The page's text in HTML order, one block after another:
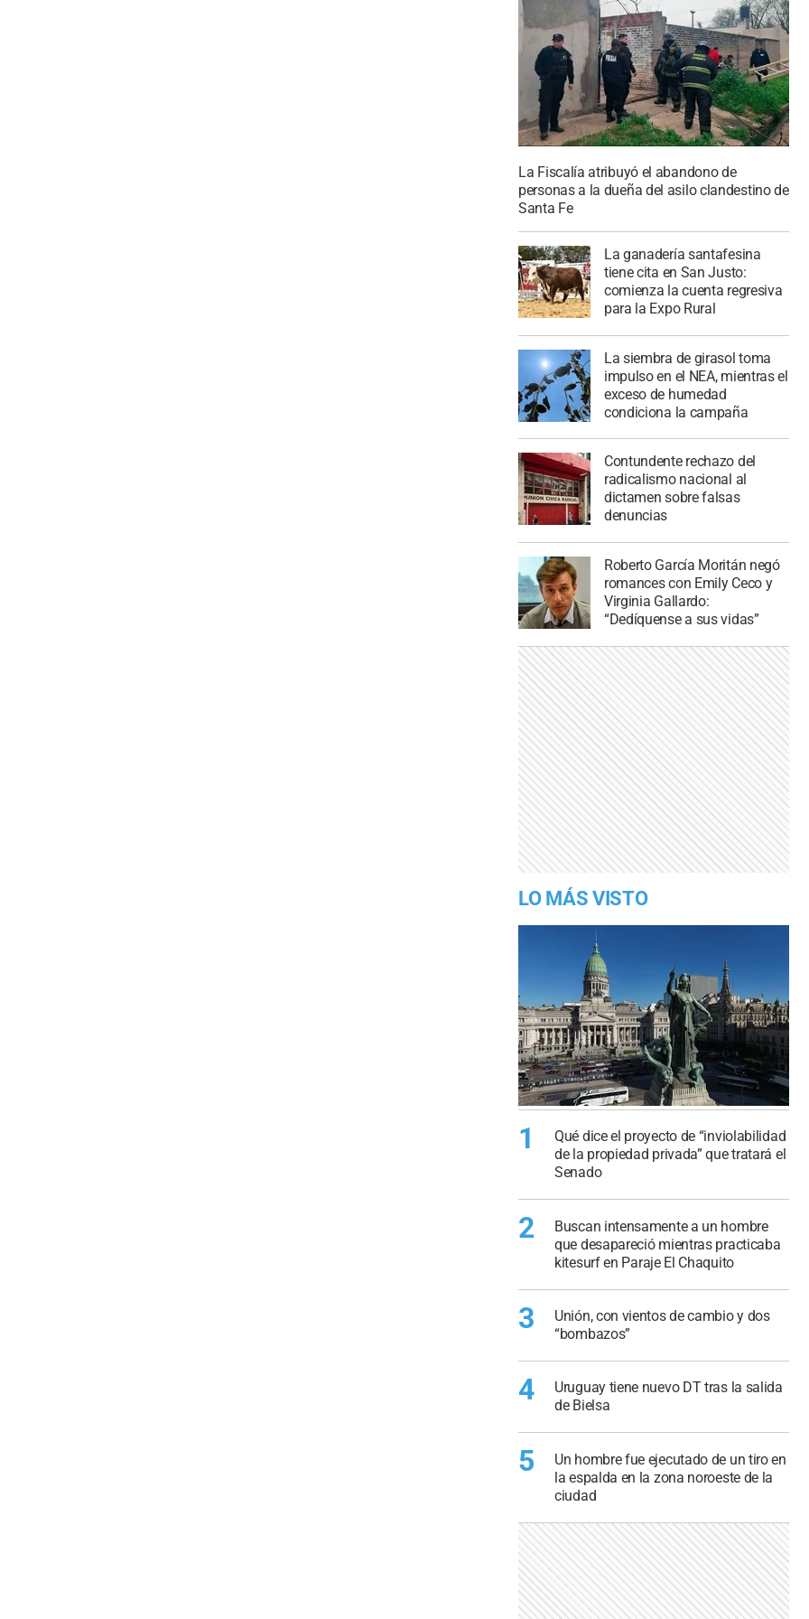
La Fiscalía atribuyó el abandono de
personas a la dueña del asilo clandestino de
Santa Fe
La ganadería santafesina
tiene cita en San Justo:
comienza la cuenta regresiva
para la Expo Rural
La siembra de girasol toma
impulso en el NEA, mientras el
exceso de humedad
condiciona la campaña
Contundente rechazo del
radicalismo nacional al
dictamen sobre falsas
denuncias
Roberto García Moritán negó
romances con Emily Ceco y
Virginia Gallardo:
“Dedíquense a sus vidas”
LO MÁS VISTO
1
Qué dice el proyecto de “inviolabilidad
de la propiedad privada” que tratará el
Senado
2
Buscan intensamente a un hombre
que desapareció mientras practicaba
kitesurf en Paraje El Chaquito
3
Unión, con vientos de cambio y dos
“bombazos”
4
Uruguay tiene nuevo DT tras la salida
de Bielsa
5
Un hombre fue ejecutado de un tiro en
la espalda en la zona noroeste de la
ciudad